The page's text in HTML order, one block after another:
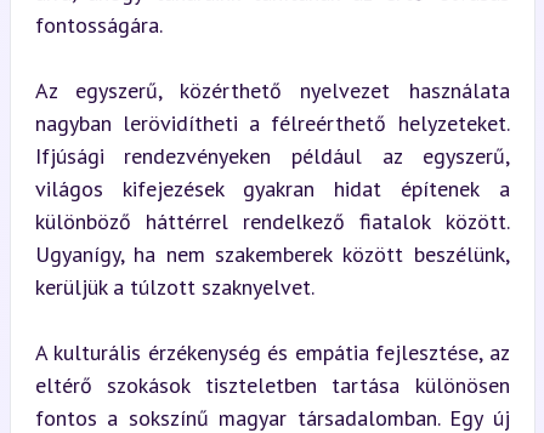
fontosságára.
Az egyszerű, közérthető nyelvezet használata
nagyban lerövidítheti a félreérthető helyzeteket.
Ifjúsági rendezvényeken például az egyszerű,
világos kifejezések gyakran hidat építenek a
különböző háttérrel rendelkező fiatalok között.
Ugyanígy, ha nem szakemberek között beszélünk,
kerüljük a túlzott szaknyelvet.
A kulturális érzékenység és empátia fejlesztése, az
eltérő szokások tiszteletben tartása különösen
fontos a sokszínű magyar társadalomban. Egy új